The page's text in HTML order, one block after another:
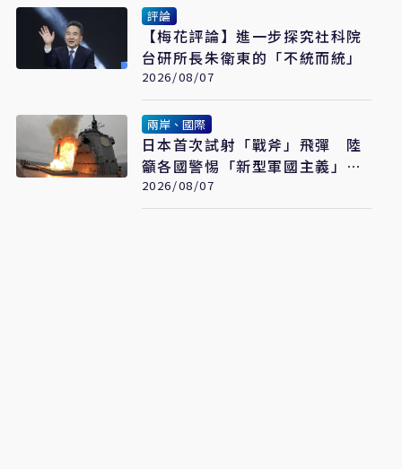
評論
【梅花評論】進一步探究社科院
台研所長朱衛東的「不統而統」
2026/08/07
兩岸、國際
日本首次試射「戰斧」飛彈 陸
籲各國警惕「新型軍國主義」發
展
2026/08/07